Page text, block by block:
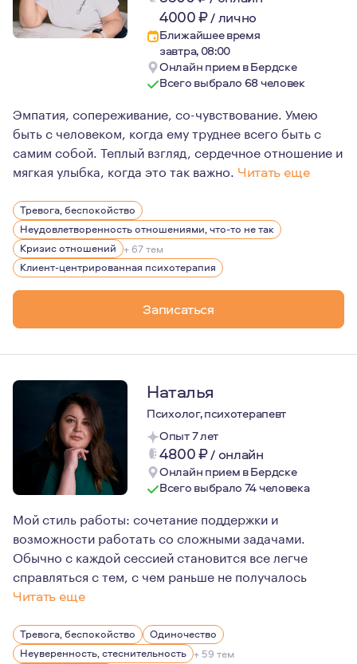
4000₽/лично
Ближайшее время
завтра, 08:00
Онлайн прием в Бердске
Всего выбрало 68 человек
Эмпатия, сопереживание, со-чувствование. Умею
быть с человеком, когда ему труднее всего быть с
самим собой. Теплый взгляд, сердечное отношение и
мягкая улыбка, когда это так важно. Читать еще
Безоговорочно верю в потенциал каждого человека.
С 2017 года модерирую большую группу по детско-
Тревога, беспокойство
Неудовлетворенность отношениями, что-то не так
Кризис отношений + 67 тем
Клиент-центрированная психотерапия
Записаться
Наталья
Психолог, психотерапевт
Опыт 7 лет
4800₽/ онлайн
Онлайн прием в Бердске
Всего выбрало 74 человека
Мой стиль работы: сочетание поддержки и
возможности работать со сложными задачами.
Обычно с каждой сессией становится все легче
справляться с тем, с чем раньше не получалось
Читать еще
Я не идеальный человек. Знаю не понаслышке, что
Тревога, беспокойство
Одиночество
Неуверенность, стеснительность + 59 тем